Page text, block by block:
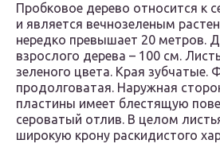
Пробковое дерево относится к
и является вечнозеленым
нередко превышает 20 метров.
взрослого дерева – 100 см.
зеленого цвета. Края зубчатые.
продолговатая. Наружная
пластины имеет блестящую
сероватый отлив. В целом
широкую крону раскидистого